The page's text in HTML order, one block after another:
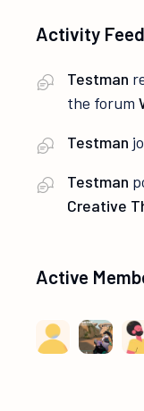
Activity Feed
Testman
the forum
Testman
Testman
Creative
Active